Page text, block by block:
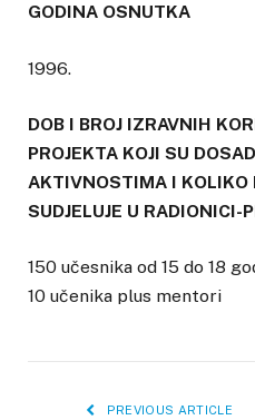
GODINA OSNUTKA
1996.
DOB I BROJ IZRAVNIH
PROJEKTA KOJI SU
AKTIVNOSTIMA I KOLIKO
SUDJELUJE U RADIONICI-
150 učesnika od 15 do 18
10 učenika plus mentori
PREVIOUS ARTICLE